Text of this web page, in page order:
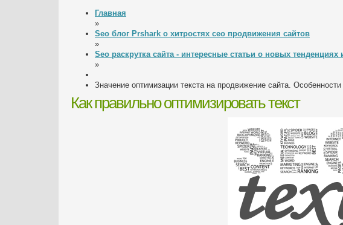
Главная
»
Seo блог Prshark о хитростях сео продвижения сайтов
»
Seo раскрутка сайта - интересные статьи о новых
»
Значение оптимизации текста на продвижение сайта.
Как правильно оптимизировать текст